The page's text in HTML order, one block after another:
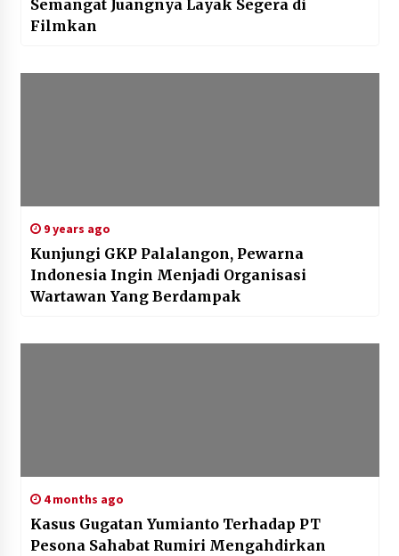
Semangat Juangnya Layak Segera di
Filmkan
9 years ago
Kunjungi GKP Palalangon, Pewarna
Indonesia Ingin Menjadi Organisasi
Wartawan Yang Berdampak
4 months ago
Kasus Gugatan Yumianto Terhadap PT
Pesona Sahabat Rumiri Mengahdirkan